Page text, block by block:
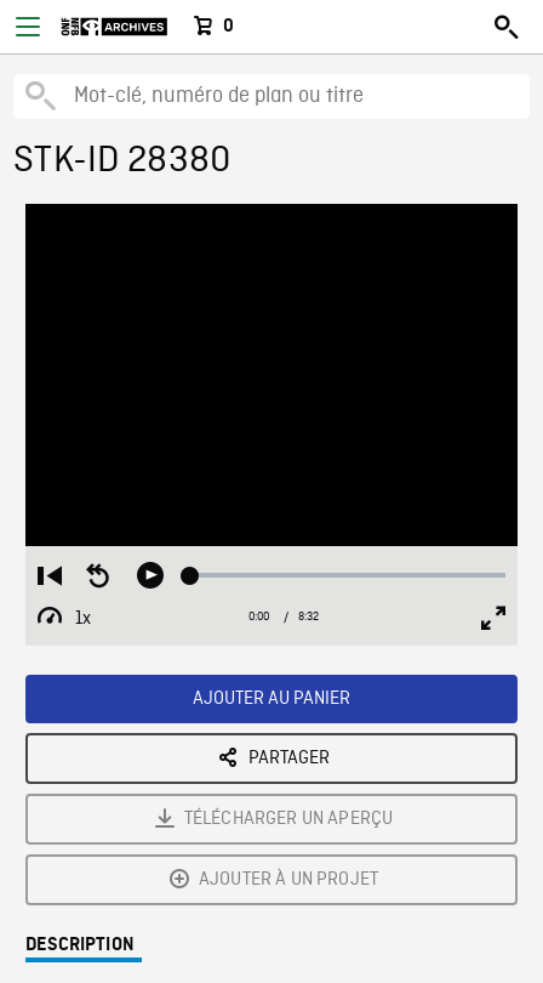
0
STK-ID 28380
Restart
from
beginning
Seek
Play Loaded:
1x
Playback
Current
0:00 / Duration
8:32
AJOUTER AU PANIER
PARTAGER
TÉLÉCHARGER UN APERÇU
AJOUTER À UN PROJET
DESCRIPTION